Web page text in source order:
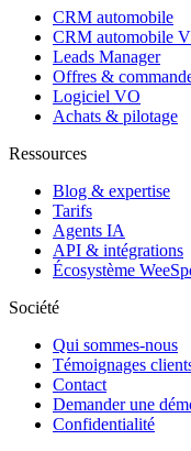
CRM automobile
CRM automobile
Leads Manager
Offres &
Logiciel VO
Achats & pilotage
Ressources
Blog & expertise
Tarifs
Agents IA
API & intégrations
Écosystème
Société
Qui sommes-nous
Témoignages
Contact
Demander une
Confidentialité